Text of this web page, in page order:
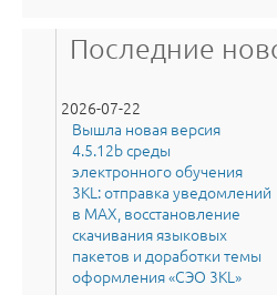
Последние
2026-07-22
Вышла новая версия
4.5.12b среды
электронного обучения
3KL: отправка уведомлений
в MAX, восстановление
скачивания языковых
пакетов и доработки темы
оформления «СЭО 3KL»